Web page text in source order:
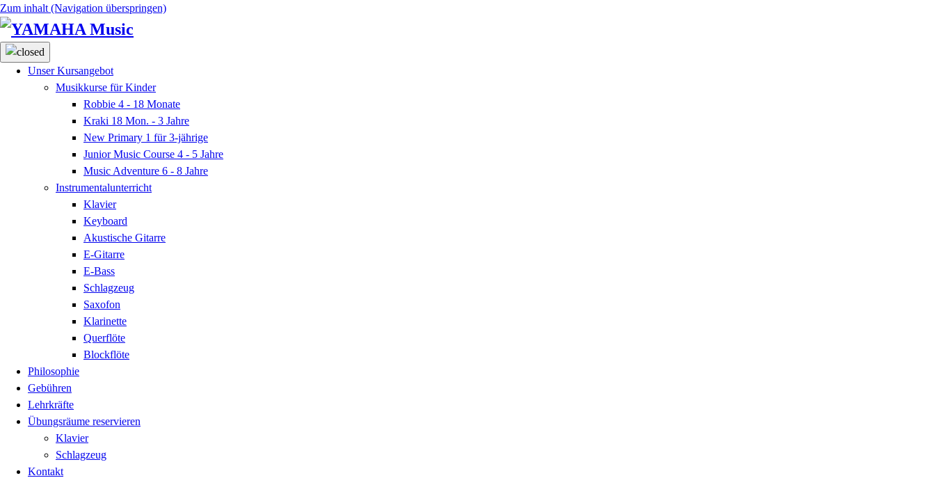
Zum inhalt (Navigation überspringen)
Unser Kursangebot
Musikkurse für Kinder
Robbie 4 - 18 Monate
Kraki 18 Mon. - 3 Jahre
New Primary 1 für 3-jährige
Junior Music Course 4 - 5 Jahre
Music Adventure 6 - 8 Jahre
Instrumentalunterricht
Klavier
Keyboard
Akustische Gitarre
E-Gitarre
E-Bass
Schlagzeug
Saxofon
Klarinette
Querflöte
Blockflöte
Philosophie
Gebühren
Lehrkräfte
Übungsräume reservieren
Klavier
Schlagzeug
Kontakt